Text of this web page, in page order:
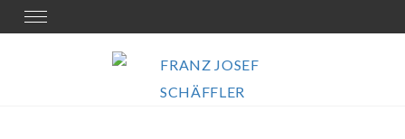
Skip
to
Toggle
navigation